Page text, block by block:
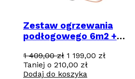
Zestaw ogrzewania
podłogowego 6m2 +
TVT31 z WiFi
1 409,00zł Pierwotna
cena
wynosiła:
1 199,00 złAktualna
Taniej o 210,00 zł
Dodaj do koszyka